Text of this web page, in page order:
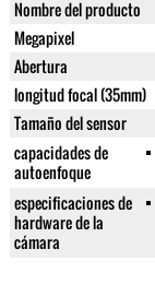
Nombre del producto
Megapixel
Abertura
longitud focal (35mm)
Tamaño del sensor
capacidades de
autoenfoque
especificaciones de
hardware de la
cámara